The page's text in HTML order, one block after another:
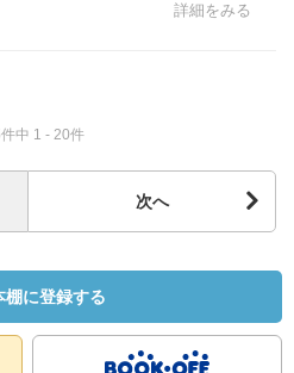
詳細をみる
中 1 - 20件
次へ
棚に登録する